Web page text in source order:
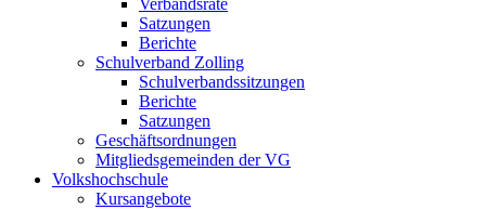
Verbandsräte
Satzungen
Berichte
Schulverband Zolling
Schulverbandssitzungen
Berichte
Satzungen
Geschäftsordnungen
Mitgliedsgemeinden der VG
Volkshochschule
Kursangebote